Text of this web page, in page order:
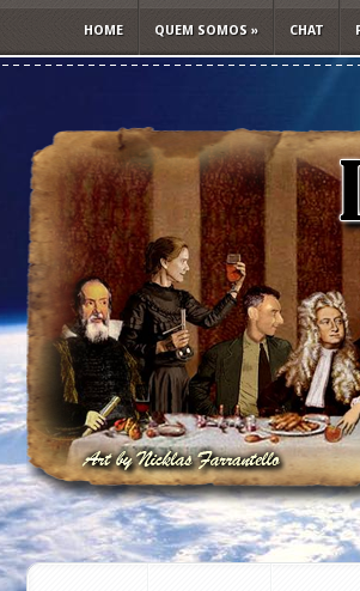
HOME QUEM SOMOS » CHAT